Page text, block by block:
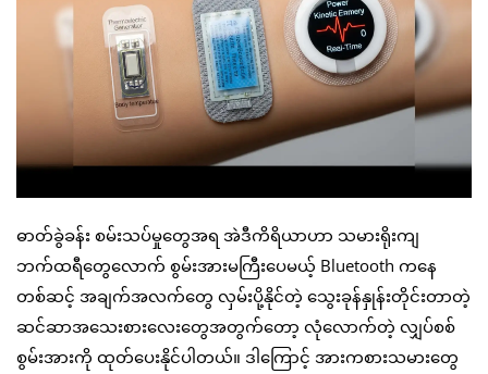
ဓာတ်ခွဲခန်း စမ်းသပ်မှုတွေအရ အဲဒီကိရိယာဟာ သမားရိုးကျ
ဘက်ထရီတွေလောက် စွမ်းအားမကြီးပေမယ့် Bluetooth ကနေ
တစ်ဆင့် အချက်အလက်တွေ လှမ်းပို့နိုင်တဲ့ သွေးခုန်နှုန်းတိုင်းတာတဲ့
ဆင်ဆာအသေးစားလေးတွေအတွက်တော့ လုံလောက်တဲ့ လျှပ်စစ်
စွမ်းအားကို ထုတ်ပေးနိုင်ပါတယ်။ ဒါကြောင့် အားကစားသမားတွေ